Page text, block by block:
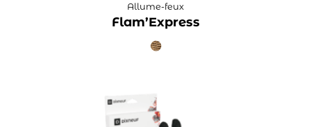
Allume-feux
Flam’Express